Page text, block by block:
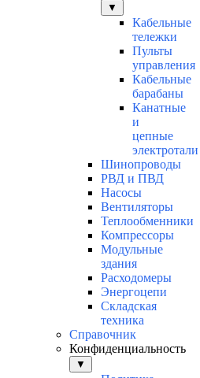
▼
Кабельные
тележки
Пульты
управления
Кабельные
барабаны
Канатные
и
цепные
электротали
Шинопроводы
РВД и ПВД
Насосы
Вентиляторы
Теплообменники
Компрессоры
Модульные
здания
Расходомеры
Энергоцепи
Складская
техника
Справочник
Конфиденциальность
▼